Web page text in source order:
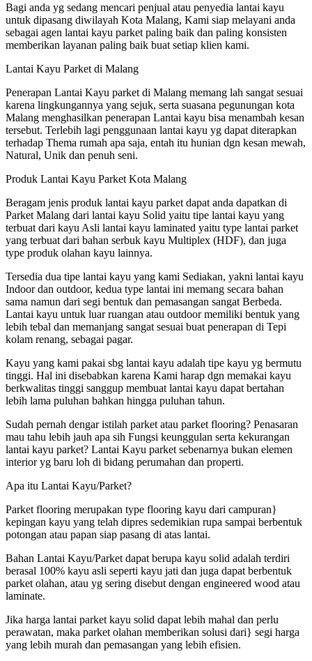
Bagi anda yg sedang mencari penjual atau penyedia lantai kayu
untuk dipasang diwilayah Kota Malang, Kami siap melayani anda
sebagai agen lantai kayu parket paling baik dan paling konsisten
memberikan layanan paling baik buat setiap klien kami.
Lantai Kayu Parket di Malang
Penerapan Lantai Kayu parket di Malang memang lah sangat sesuai
karena lingkungannya yang sejuk, serta suasana pegunungan kota
Malang menghasilkan penerapan Lantai kayu bisa menambah kesan
tersebut. Terlebih lagi penggunaan lantai kayu yg dapat diterapkan
terhadap Thema rumah apa saja, entah itu hunian dgn kesan mewah,
Natural, Unik dan penuh seni.
Produk Lantai Kayu Parket Kota Malang
Beragam jenis produk lantai kayu parket dapat anda dapatkan di
Parket Malang dari lantai kayu Solid yaitu tipe lantai kayu yang
terbuat dari kayu Asli lantai kayu laminated yaitu type lantai parket
yang terbuat dari bahan serbuk kayu Multiplex (HDF), dan juga
type produk olahan kayu lainnya.
Tersedia dua tipe lantai kayu yang kami Sediakan, yakni lantai kayu
Indoor dan outdoor, kedua type lantai ini memang secara bahan
sama namun dari segi bentuk dan pemasangan sangat Berbeda.
Lantai kayu untuk luar ruangan atau outdoor memiliki bentuk yang
lebih tebal dan memanjang sangat sesuai buat penerapan di Tepi
kolam renang, sebagai pagar.
Kayu yang kami pakai sbg lantai kayu adalah tipe kayu yg bermutu
tinggi. Hal ini disebabkan karena Kami harap dgn memakai kayu
berkwalitas tinggi sanggup membuat lantai kayu dapat bertahan
lebih lama puluhan bahkan hingga puluhan tahun.
Sudah pernah dengar istilah parket atau parket flooring? Penasaran
mau tahu lebih jauh apa sih Fungsi keunggulan serta kekurangan
lantai kayu parket? Lantai Kayu parket sebenarnya bukan elemen
interior yg baru loh di bidang perumahan dan properti.
Apa itu Lantai Kayu/Parket?
Parket flooring merupakan type flooring kayu dari campuran}
kepingan kayu yang telah dipres sedemikian rupa sampai berbentuk
potongan atau papan siap pasang di atas lantai.
Bahan Lantai Kayu/Parket dapat berupa kayu solid adalah terdiri
berasal 100% kayu asli seperti kayu jati dan juga dapat berbentuk
parket olahan, atau yg sering disebut dengan engineered wood atau
laminate.
Jika harga lantai parket kayu solid dapat lebih mahal dan perlu
perawatan, maka parket olahan memberikan solusi dari} segi harga
yang lebih murah dan pemasangan yang lebih efisien.